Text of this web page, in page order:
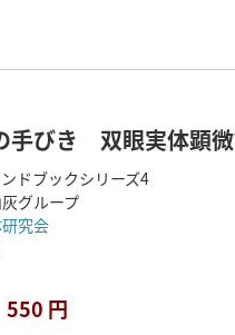
手びき 双眼実体顕
ドブックシリーズ4
グループ
究会
550 円